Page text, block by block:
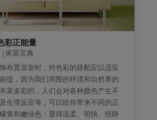
彩正能量
| 家装宝典
布置居室时，对色彩的搭配应以适应
提，因为我们周围的环境和自然界的
富多彩的，人们会对各种颜色产生不
生理反应等，可以给你带来不同的正
黄和嫩绿色：显得温柔、明快、恬静